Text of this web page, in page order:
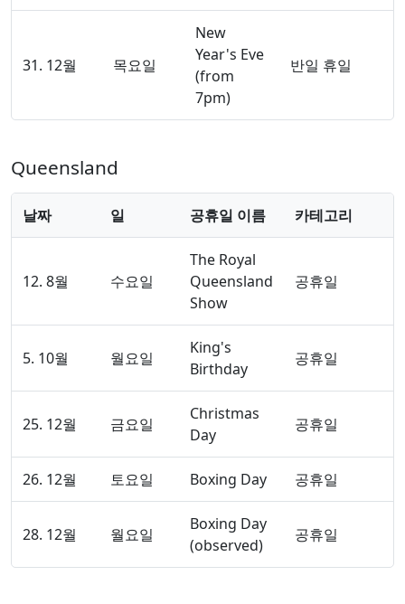
31. 12월 목요일
New
Year's Eve
(from
7pm)
반일 휴일
Queensland
날짜 일 공휴일 이름 카테고리
12. 8월 수요일
The Royal
Queensland
Show
공휴일
5. 10월 월요일
King's
Birthday
공휴일
25. 12월 금요일
Christmas
Day
공휴일
26. 12월 토요일 Boxing Day 공휴일
28. 12월 월요일
Boxing Day
(observed)
공휴일